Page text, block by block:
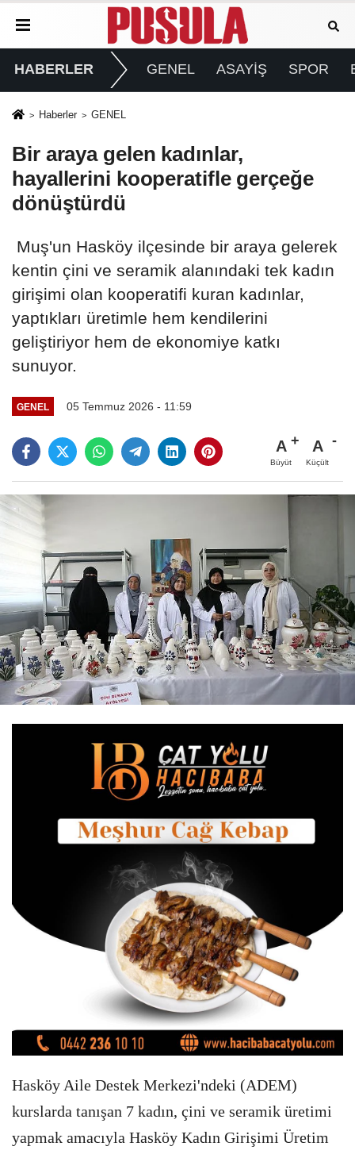
HABERLER GENEL ASAYİŞ SPOR
Haberler GENEL
Bir araya gelen kadınlar,
hayallerini kooperatifle gerçeğe
dönüştürdü
Muş'un Hasköy ilçesinde bir araya gelerek
kentin çini ve seramik alanındaki tek kadın
girişimi olan kooperatifi kuran kadınlar,
yaptıkları üretimle hem kendilerini
geliştiriyor hem de ekonomiye katkı
sunuyor.
GENEL 05 Temmuz 2026 - 11:59
A
Büyüt
A
Küçült
Hasköy Aile Destek Merkezi'ndeki (ADEM)
kurslarda tanışan 7 kadın, çini ve seramik üretimi
yapmak amacıyla Hasköy Kadın Girişimi Üretim